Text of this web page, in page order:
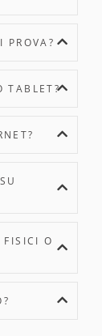
PROVA?
TABLET?
FISICI O